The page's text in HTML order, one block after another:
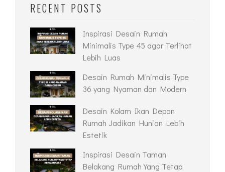
RECENT POSTS
Inspirasi Desain Rumah
Minimalis Type 45 agar Terlihat
Lebih Luas
Desain Rumah Minimalis Type
36 yang Nyaman dan Modern
Desain Kolam Ikan Depan
Rumah Jadikan Hunian Lebih
Estetik
Inspirasi Desain Taman
Belakang Rumah Yang Tetap